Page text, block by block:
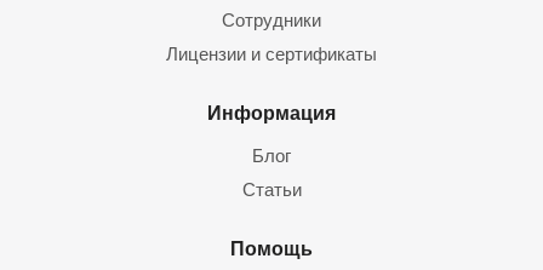
Сотрудники
Лицензии и сертификаты
Информация
Блог
Статьи
Помощь